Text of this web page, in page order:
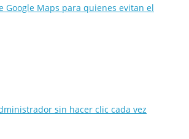
Google Maps para quienes evitan el
sin hacer clic cada vez